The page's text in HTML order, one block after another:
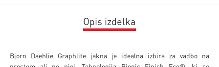
Opis izdelka
Bjorn Daehlie Graphlite jakna je idealna izbira za vadbo na